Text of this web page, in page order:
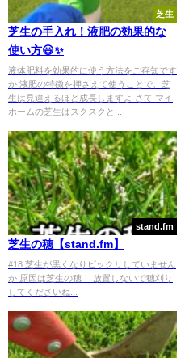
芝生
芝生の手入れ！液肥の効果的な
使い方😃✨
液体肥料を効果的に使う方法をご存知です
か 液肥の特徴を押さえて使うことで、芝
生は見違えるほど成長しますよ さて マイ
ホームの芝生はスクスクと...
stand.fm
芝生の穂【stand.fm】
#18 芝生が黒くなりビックリしていません
か 原因は芝生の穂！ 放置しないで穂刈り
してくださいね...